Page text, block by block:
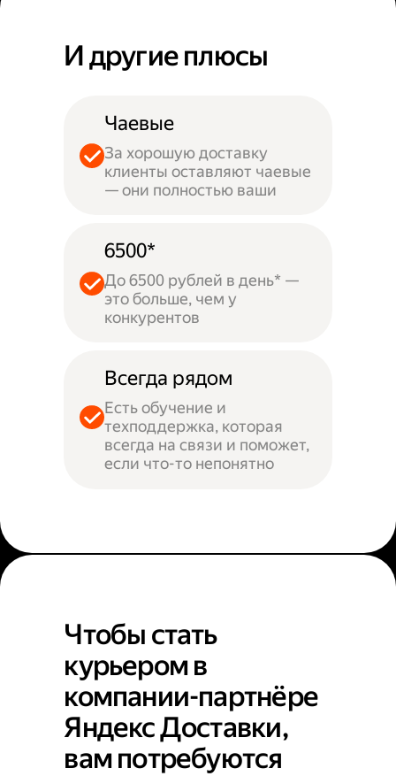
И другие плюсы
Чаевые
За хорошую доставку
клиенты оставляют чаевые
— они полностью ваши
6500*
До 6500 рублей в день* —
это больше, чем у
конкурентов
Всегда рядом
Есть обучение и
техподдержка, которая
всегда на связи и поможет,
если что-то непонятно
Чтобы стать
курьером в
компании-партнёре
Яндекс Доставки,
вам потребуются